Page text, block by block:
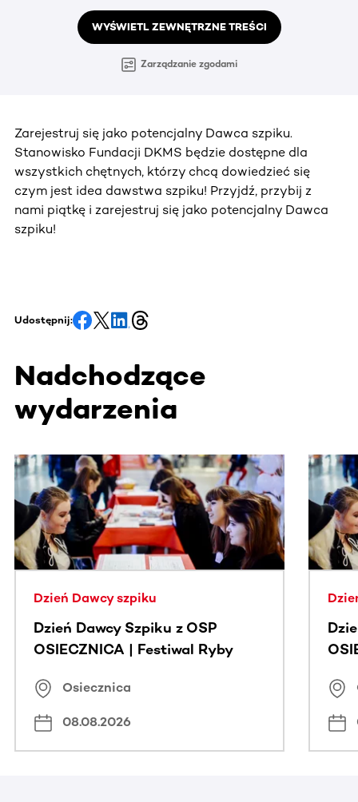
WYŚWIETL ZEWNĘTRZNE TREŚCI
Zarządzanie zgodami
Zarejestruj się jako potencjalny Dawca szpiku.
Stanowisko Fundacji DKMS będzie dostępne dla
wszystkich chętnych, którzy chcą dowiedzieć się
czym jest idea dawstwa szpiku! Przyjdź, przybij z
nami piątkę i zarejestruj się jako potencjalny Dawca
szpiku!
Udostępnij:
Nadchodzące
wydarzenia
Ta sekcja zawiera treści przewijane w poziomie. Użyj
Dzień Dawcy szpiku
Dzień Dawcy Szpiku z OSP
OSIECZNICA | Festiwal Ryby
Osiecznica
08.08.2026